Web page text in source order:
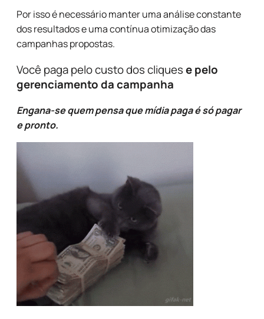
Por isso é necessário manter uma análise constante
dos resultados e uma contínua otimização das
campanhas propostas.
Você paga pelo custo dos cliquese pelo
gerenciamento da campanha
Engana-se quem pensa que mídia paga é só pagar
e pronto.